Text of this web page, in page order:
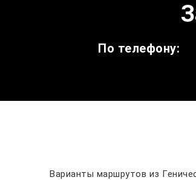
По телефону:
Варианты маршрутов из